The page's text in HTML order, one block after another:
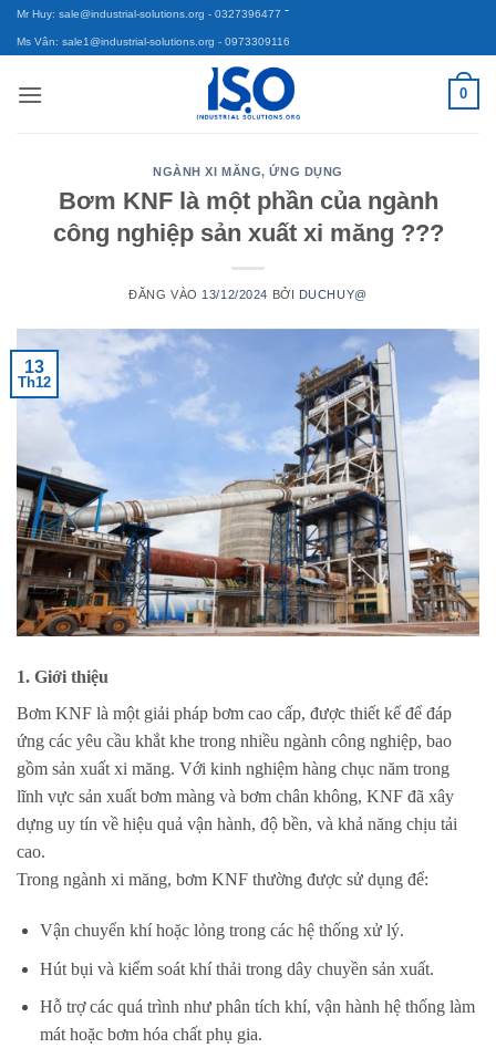
Bỏ
qua
dung
Mr Huy: sale@industrial-solutions.org - 0327396477 -
Ms Vân: sale1@industrial-solutions.org - 0973309116
0
NGÀNH XI MĂNG,ỨNG DỤNG
Bơm KNF là một phần của ngành
công nghiệp sản xuất xi măng ???
ĐĂNG VÀO 13/12/2024 BỞI DUCHUY@
13
Th12
1. Giới thiệu
Bơm KNF là một giải pháp bơm cao cấp, được thiết kế để đáp
ứng các yêu cầu khắt khe trong nhiều ngành công nghiệp, bao
gồm sản xuất xi măng. Với kinh nghiệm hàng chục năm trong
lĩnh vực sản xuất bơm màng và bơm chân không, KNF đã xây
dựng uy tín về hiệu quả vận hành, độ bền, và khả năng chịu tải
cao.
Trong ngành xi măng, bơm KNF thường được sử dụng để:
Vận chuyển khí hoặc lỏng trong các hệ thống xử lý.
Hút bụi và kiểm soát khí thải trong dây chuyền sản xuất.
Hỗ trợ các quá trình như phân tích khí, vận hành hệ thống làm
mát hoặc bơm hóa chất phụ gia.